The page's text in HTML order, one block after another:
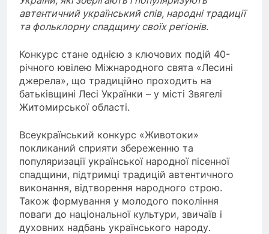
автентичний український спів, народні традиції
та фольклорну спадщину своїх регіонів.
Конкурс стане однією з ключових подій 40-
річного ювілею Міжнародного свята «Лесині
джерела», що традиційно проходить на
батьківщині Лесі Українки – у місті Звягелі
Житомирської області.
Всеукраїнський конкурс «Животоки»
покликаний сприяти збереженню та
популяризації української народної пісенної
спадщини, підтримці традицій автентичного
виконання, відтворення народного строю.
Також формування у молодого покоління
поваги до національної культури, звичаїв і
духовних надбань українського народу.